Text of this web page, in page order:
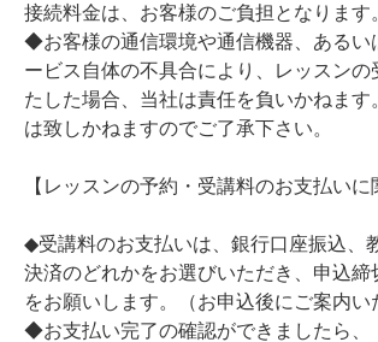
接続料金は、お客様のご負担となります
◆お客様の通信環境や通信機器、あるい
ービス自体の不具合により、レッスンの
たした場合、当社は責任を負いかねます
は致しかねますのでご了承下さい。
【レッスンの予約・受講料のお支払いに
◆受講料のお支払いは、銀行口座振込、
決済のどれかをお選びいただき、申込締
をお願いします。（お申込後にご案内い
◆お支払い完了の確認ができましたら、